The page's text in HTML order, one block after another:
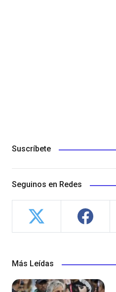
Suscríbete
Seguinos en Redes
Más Leídas